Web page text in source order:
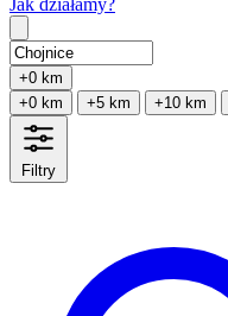
Jak działamy?
+0 km
+0 km
+5 km +10 km
Filtry